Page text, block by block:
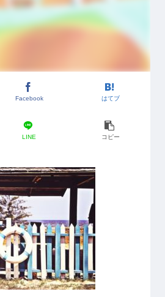
Facebook はてブ
LINE コピー